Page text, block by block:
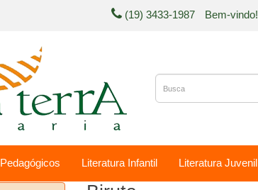
(19) 3433-1987 Bem-vindo!
Pedagógicos Literatura Infantil Literatura Juvenil